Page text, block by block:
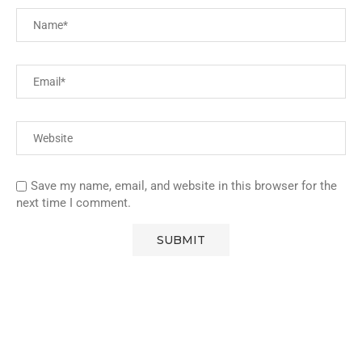
Save my name, email, and website in this browser for the
next time I comment.